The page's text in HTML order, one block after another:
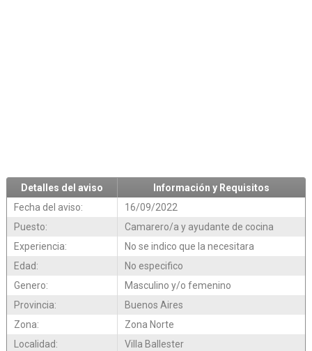
Detalles del aviso
Información y Requisitos
Fecha del aviso:
16/09/2022
Puesto:
Camarero/a y ayudante de cocina
Experiencia:
No se indico que la necesitara
Edad:
No especifico
Genero:
Masculino y/o femenino
Provincia:
Buenos Aires
Zona:
Zona Norte
Localidad:
Villa Ballester